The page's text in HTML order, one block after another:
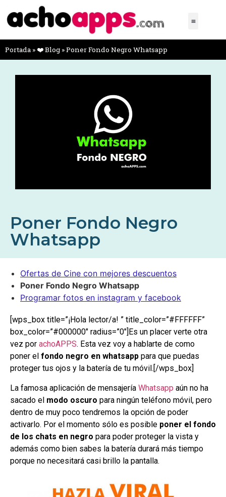
Portada » ❤️ Blog »Poner Fondo Negro Whatsapp
Poner Fondo Negro
Whatsapp
Ofertas de Cine con mejores descuentos
Poner Fondo Negro Whatsapp
Programar fotos en instagram y facebook
[wps_box title=”¡Hola lector/a! ” title_color=”#FFFFFF”
box_color=”#000000″ radius=”0″]Es un placer verte otra
vez por achoAPPS. Esta vez voy a hablarte de como
poner el fondo negro en whatsapp para que puedas
proteger tus ojos y la batería de tu móvil.[/wps_box]
La famosa aplicación de mensajería Whatsapp aún no ha
sacado el modo oscuro para ningún teléfono móvil, pero
dentro de muy poco tendremos la opción de poder
activarlo. Por el momento sólo es posible poner el fondo
de los chats en negro para poder proteger la vista y
además como bien sabes la batería durará más tiempo
porque no necesitará casi brillo la pantalla.